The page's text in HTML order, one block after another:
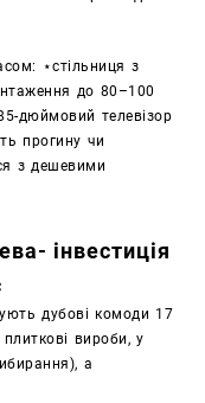
⋆стільниця з
до 80–100
дюймовий телевізор
прогину чи
з дешевими
інвестиція
дубові комоди 17
вироби, у
а